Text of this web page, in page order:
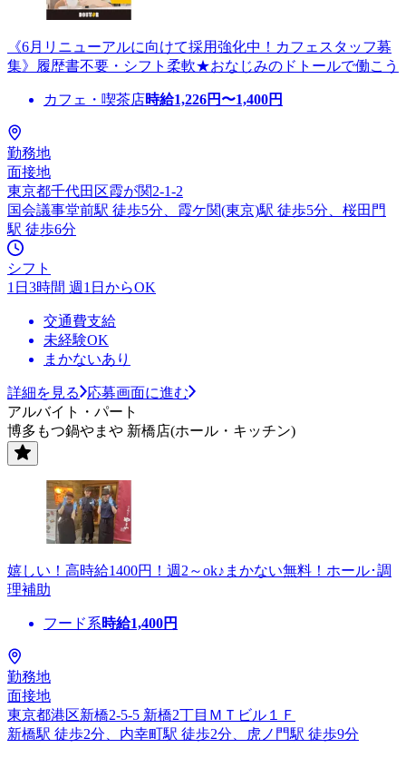
《6月リニューアルに向けて採用強化中！カフェスタッフ募
集》履歴書不要・シフト柔軟★おなじみのドトールで働こう
カフェ・喫茶店時給1,226円〜1,400円
勤務地
面接地
東京都千代田区霞が関2-1-2
国会議事堂前駅 徒歩5分、霞ケ関(東京)駅 徒歩5分、桜田門
駅 徒歩6分
シフト
1日3時間 週1日からOK
交通費支給
未経験OK
まかないあり
詳細を見る
応募画面に進む
アルバイト・パート
博多もつ鍋やまや 新橋店(ホール・キッチン)
嬉しい！高時給1400円！週2～ok♪まかない無料！ホール･調
理補助
フード系時給1,400円
勤務地
面接地
東京都港区新橋2-5-5 新橋2丁目ＭＴビル１Ｆ
新橋駅 徒歩2分、内幸町駅 徒歩2分、虎ノ門駅 徒歩9分